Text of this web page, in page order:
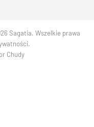
Sagatia. Wszelkie prawa
.
Chudy